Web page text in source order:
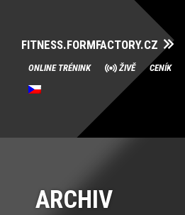
FITNESS.FORMFACTORY.CZ
Přeskočit
na
obsah
ONLINE TRÉNINK ŽIVĚ CENÍK
ARCHIV